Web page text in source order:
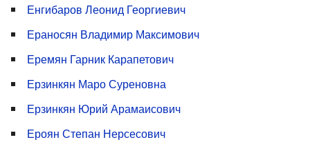
Енгибаров Леонид Георгиевич
Ераносян Владимир Максимович
Еремян Гарник Карапетович
Ерзинкян Маро Суреновна
Ерзинкян Юрий Арамаисович
Ероян Степан Нерсесович